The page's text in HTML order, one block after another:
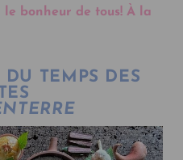
bonheur de tous! À la
DU TEMPS DES